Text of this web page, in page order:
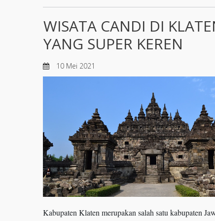
WISATA CANDI DI
YANG SUPER KEREN
10 Mei 2021
Kabupaten Klaten merupakan salah satu kabupaten